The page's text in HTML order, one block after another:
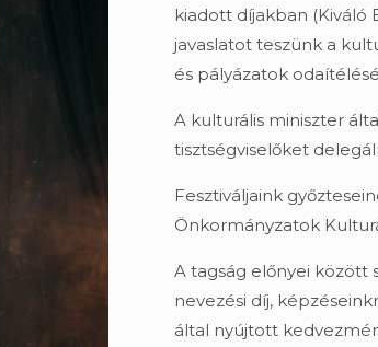
kiadott díjakban (Kiváló
javaslatot teszünk a
és pályázatok
A kulturális miniszter
tisztségviselőket
Fesztiváljaink
Önkormányzatok
A tagság előnyei között
nevezési díj,
által nyújtott